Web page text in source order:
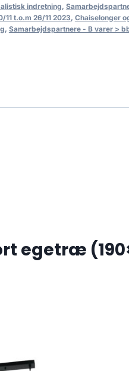
indretning,
11 t.o.m 26/11 2023, Chaiselonger
, Samarbejdspartnere - B varer >
egetræ